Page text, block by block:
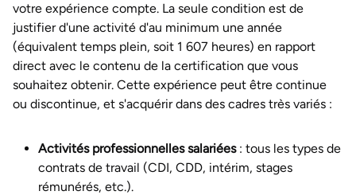
votre expérience compte. La seule condition est de
justifier d'une activité d'au minimum une année
(équivalent temps plein, soit 1 607 heures) en rapport
direct avec le contenu de la certification que vous
souhaitez obtenir. Cette expérience peut être continue
ou discontinue, et s'acquérir dans des cadres très variés :
Activités professionnelles salariées: tous les types de
contrats de travail (CDI, CDD, intérim, stages
rémunérés, etc.).